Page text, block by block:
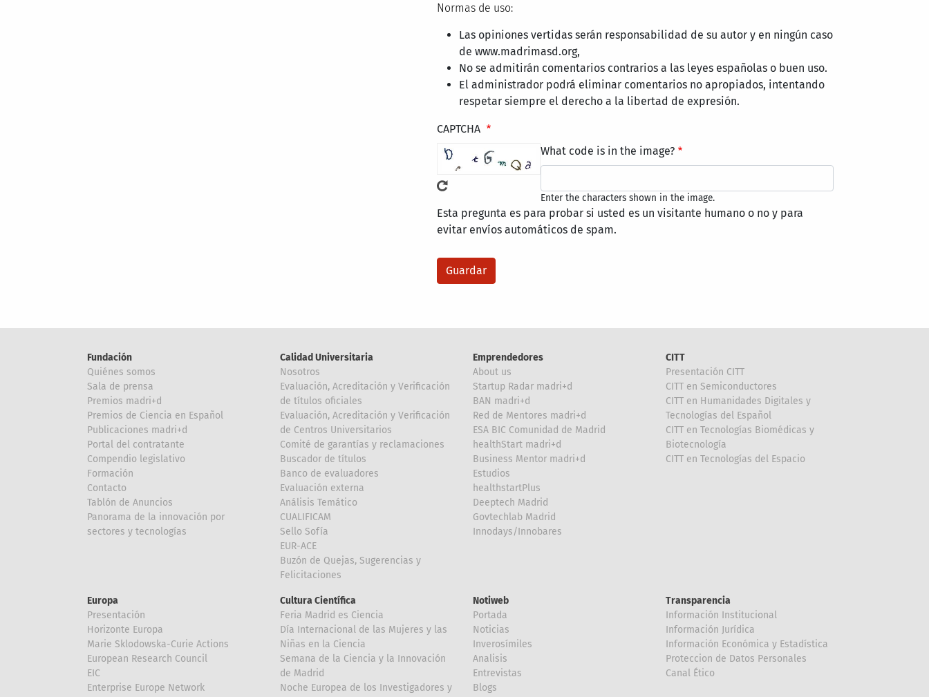
Normas de uso:
Las opiniones vertidas serán responsabilidad de su autor y en ningún caso
de www.madrimasd.org,
No se admitirán comentarios contrarios a las leyes españolas o buen uso.
El administrador podrá eliminar comentarios no apropiados, intentando
respetar siempre el derecho a la libertad de expresión.
CAPTCHA
What code is in the image?
Enter the characters shown in the image.
Esta pregunta es para probar si usted es un visitante humano o no y para
evitar envíos automáticos de spam.
Fundación
Quiénes somos
Sala de prensa
Premios madri+d
Premios de Ciencia en Español
Publicaciones madri+d
Portal del contratante
Compendio legislativo
Formación
Contacto
Tablón de Anuncios
Panorama de la innovación por
sectores y tecnologías
Calidad Universitaria
Nosotros
Evaluación, Acreditación y Verificación
de títulos oficiales
Evaluación, Acreditación y Verificación
de Centros Universitarios
Comité de garantías y reclamaciones
Buscador de títulos
Banco de evaluadores
Evaluación externa
Análisis Temático
CUALIFICAM
Sello Sofía
EUR-ACE
Buzón de Quejas, Sugerencias y
Felicitaciones
Emprendedores
About us
Startup Radar madri+d
BAN madri+d
Red de Mentores madri+d
ESA BIC Comunidad de Madrid
healthStart madri+d
Business Mentor madri+d
Estudios
healthstartPlus
Deeptech Madrid
Govtechlab Madrid
Innodays/Innobares
CITT
Presentación CITT
CITT en Semiconductores
CITT en Humanidades Digitales y
Tecnologías del Español
CITT en Tecnologías Biomédicas y
Biotecnología
CITT en Tecnologías del Espacio
Europa
Presentación
Horizonte Europa
Marie Sklodowska-Curie Actions
European Research Council
EIC
Enterprise Europe Network
Cultura Científica
Feria Madrid es Ciencia
Día Internacional de las Mujeres y las
Niñas en la Ciencia
Semana de la Ciencia y la Innovación
de Madrid
Noche Europea de los Investigadores y
Notiweb
Portada
Noticias
Inverosímiles
Analisis
Entrevistas
Blogs
Transparencia
Información Institucional
Información Jurídica
Información Económica y Estadística
Proteccion de Datos Personales
Canal Ético